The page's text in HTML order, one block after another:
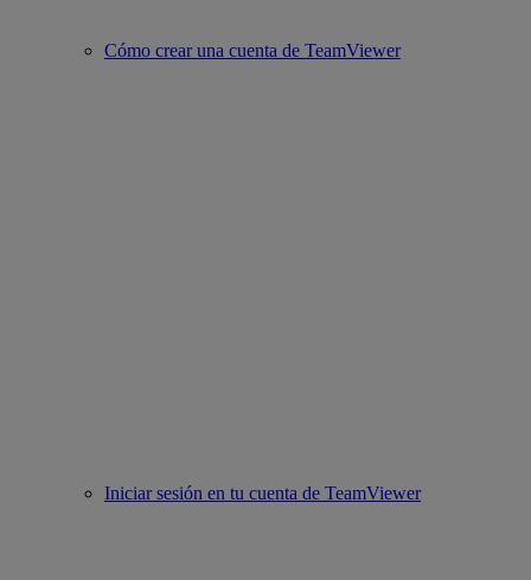
Cómo crear una cuenta de TeamViewer
Iniciar sesión en tu cuenta de TeamViewer